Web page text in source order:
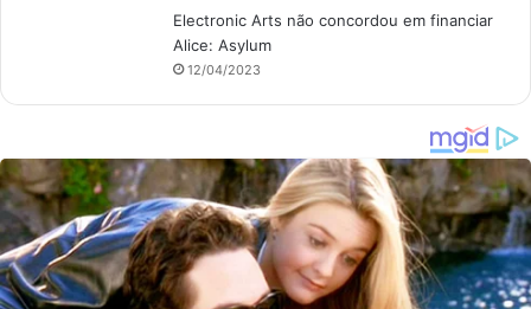
Electronic Arts não concordou em financiar
Alice: Asylum
12/04/2023